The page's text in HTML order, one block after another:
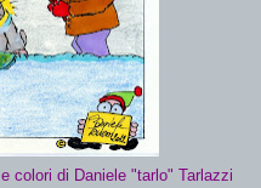
colori di Daniele "tarlo" Tarlazzi